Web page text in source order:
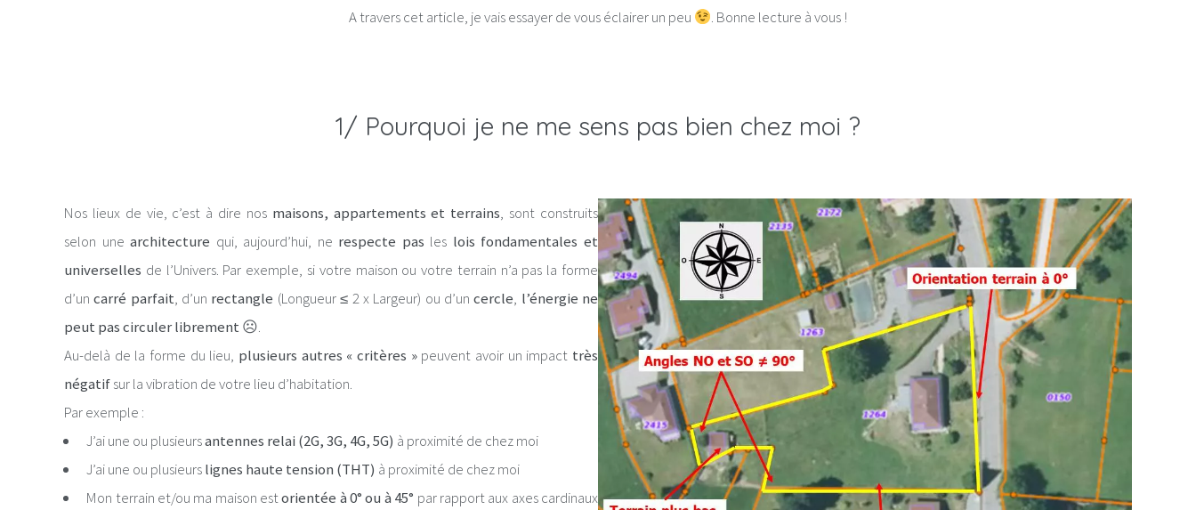
A travers cet article, je vais essayer de vous éclairer un peu
. Bonne lecture à vous !
1/ Pourquoi je ne me sens pas bien chez moi ?
Nos lieux de vie, c’est à dire nos maisons, appartements et terrains, sont construits
selon unearchitecture qui, aujourd’hui, ne respecte pas les lois fondamentales et
universelles de l’Univers. Par exemple, si votre maison ou votre terrain n’a pas la forme
d’uncarré parfait, d’un rectangle (Longueur ≤ 2 x Largeur) ou d’uncercle, l’énergie ne
peut pas circuler librement ☹.
Au-delà de la forme du lieu, plusieurs autres « critères »peuvent avoir un impact très
négatifsur la vibration de votre lieu d’habitation.
Par exemple :
J’ai une ou plusieursantennes relai (2G, 3G, 4G, 5G) à proximité de chez moi
J’ai une ou plusieurslignes haute tension (THT) à proximité de chez moi
Mon terrain et/ou ma maison estorientée à 0° ou à 45° par rapport aux axes cardinaux